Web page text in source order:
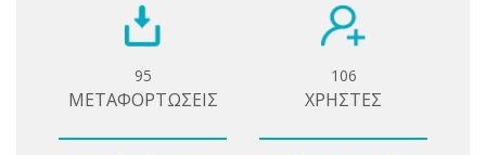
95
ΜΕΤΑΦΟΡΤΩΣΕΙΣ
106
ΧΡΗΣΤΕΣ